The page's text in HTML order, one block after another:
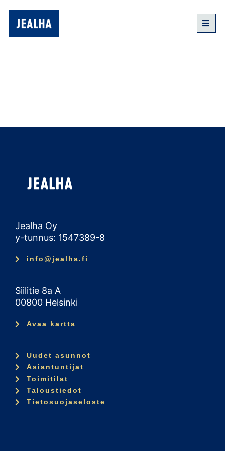
Jealha Oy
y-tunnus: 1547389-8
info@jealha.fi
Siilitie 8a A
00800 Helsinki
Avaa kartta
Uudet asunnot
Asiantuntijat
Toimitilat
Taloustiedot
Tietosuojaseloste